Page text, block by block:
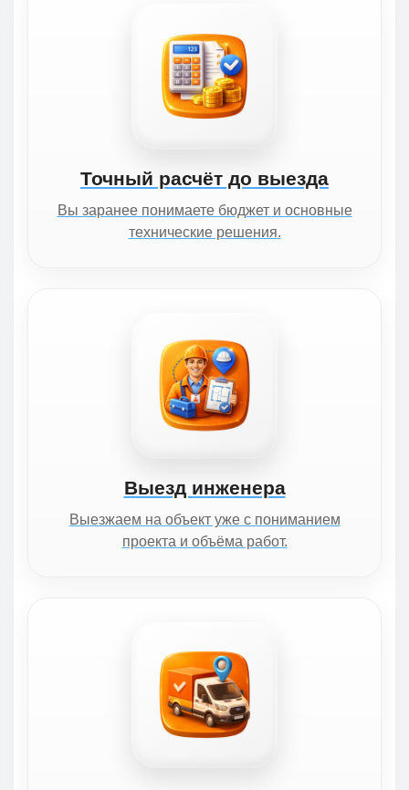
Точный расчёт до выезда
Вы заранее понимаете бюджет и основные
технические решения.
Выезд инженера
Выезжаем на объект уже с пониманием
проекта и объёма работ.